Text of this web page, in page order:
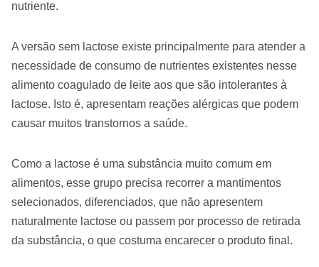
nutriente.
A versão sem lactose existe principalmente para atender a
necessidade de consumo de nutrientes existentes nesse
alimento coagulado de leite aos que são intolerantes à
lactose. Isto é, apresentam reações alérgicas que podem
causar muitos transtornos a saúde.
Como a lactose é uma substância muito comum em
alimentos, esse grupo precisa recorrer a mantimentos
selecionados, diferenciados, que não apresentem
naturalmente lactose ou passem por processo de retirada
da substância, o que costuma encarecer o produto final.